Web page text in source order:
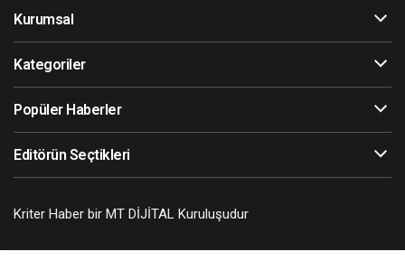
Kurumsal
Kategoriler
Popüler Haberler
Editörün Seçtikleri
Kriter Haber bir MT DİJİTAL Kuruluşudur